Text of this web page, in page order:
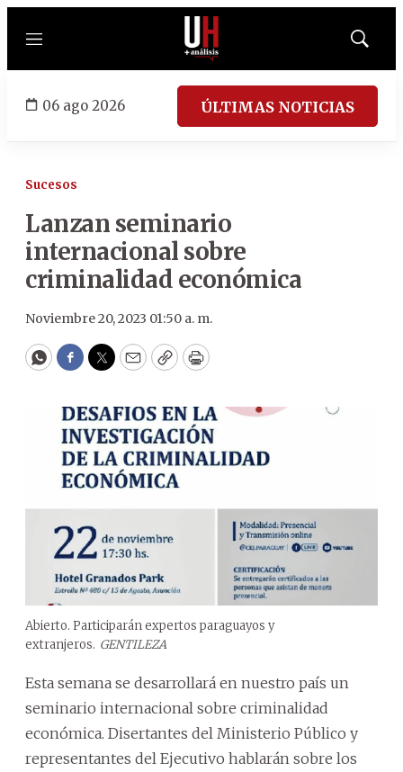
Menú
Mostrar
06 ago 2026 ÚLTIMAS NOTICIAS
Sucesos
Lanzan seminario
internacional sobre
criminalidad económica
Noviembre 20, 2023 01:50 a. m.
WhatsApp
Facebook
Twitter
EmailCopyPrint
Abierto. Participarán expertos paraguayos y
extranjeros. GENTILEZA
Esta semana se desarrollará en nuestro país un
seminario internacional sobre criminalidad
económica. Disertantes del Ministerio Público y
representantes del Ejecutivo hablarán sobre los